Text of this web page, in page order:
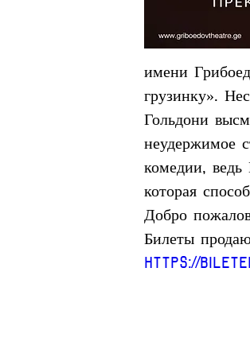
имени
грузинку».
Гольдони
неудержимое
комедии, ведь
которая
Добро
Билеты
https://